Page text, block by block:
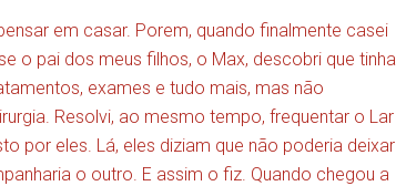
em casar. Porem, quando finalmente casei
o pai dos meus filhos, o Max, descobri que tinha
exames e tudo mais, mas não
Resolvi, ao mesmo tempo, frequentar o Lar
por eles. Lá, eles diziam que não poderia deixar
o outro. E assim o fiz. Quando chegou a